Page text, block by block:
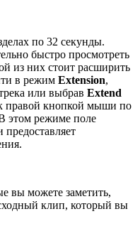
по 32 секунды.
быстро просмотреть
из них стоит расширить
в режим Extension,
или выбрав Extend
правой кнопкой мыши по
этом режиме поле
вы можете заметить,
клип, который вы